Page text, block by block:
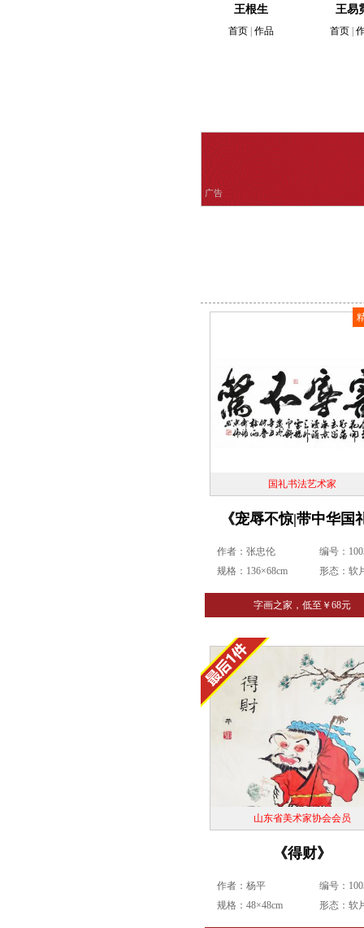
王根生
首页 | 作品
王易
首页 |
广告
国礼书法艺术家
《宠辱不惊|带中华国
作者：张忠伦
规格：136×68cm
编号：
形态：软
字画之家，低至￥68元
山东省美术家协会会员
《得财》
作者：杨平
规格：48×48cm
编号：
形态：软